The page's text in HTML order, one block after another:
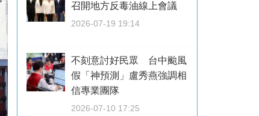
召開地方反毒油線上會議
2026-07-19 19:14
不刻意討好民眾 台中颱風
假「神預測」盧秀燕強調相
信專業團隊
2026-07-10 17:25